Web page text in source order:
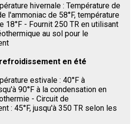
hivernale : Température de
l'ammoniac de 58°F, température
18°F - Fournit 250 TR en utilisant
au sol pour le
en été
estivale : 40°F à
90°F à la condensation en
- Circuit de
: 45°F, jusqu'à 350 TR selon les